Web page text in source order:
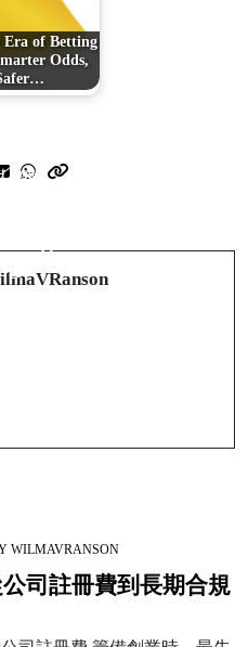
Era of Betting
Odds,
Post
Post
WILMAVRANSON
司註冊費到長期合規